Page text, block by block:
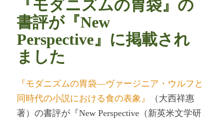
『モダニズムの胃袋』の
書評が『New
Perspective』に掲載され
ました
『モダニズムの胃袋―ヴァージニア・ウルフと
同時代の小説における食の表象』
（大西祥惠
著）の書評が『New Perspective（新英米文学研